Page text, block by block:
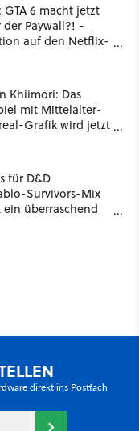
6 macht jetzt
Paywall?! -
auf den Netflix-
Khiimori: Das
mit Mittelalter-
Grafik wird jetzt
für D&D
Survivors-Mix
ein überraschend
direkt ins Postfach